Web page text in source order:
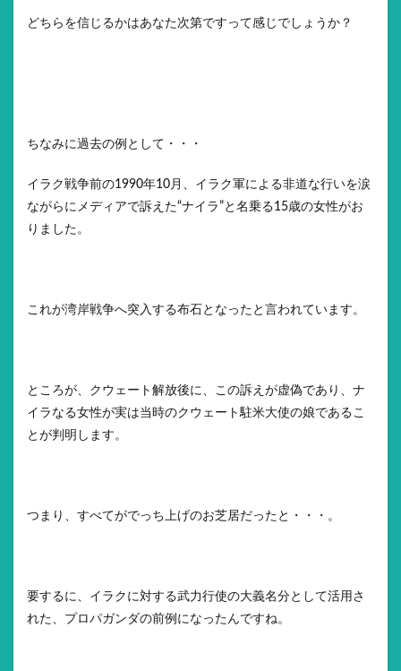
どちらを信じるかはあなた次第ですって感じでしょうか？
ちなみに過去の例として・・・
イラク戦争前の1990年10月、イラク軍による非道な行いを涙
ながらにメディアで訴えた“ナイラ”と名乗る15歳の女性がお
りました。
これが湾岸戦争へ突入する布石となったと言われています。
ところが、クウェート解放後に、この訴えが虚偽であり、ナ
イラなる女性が実は当時のクウェート駐米大使の娘であるこ
とが判明します。
つまり、すべてがでっち上げのお芝居だったと・・・。
要するに、イラクに対する武力行使の大義名分として活用さ
れた、プロパガンダの前例になったんですね。